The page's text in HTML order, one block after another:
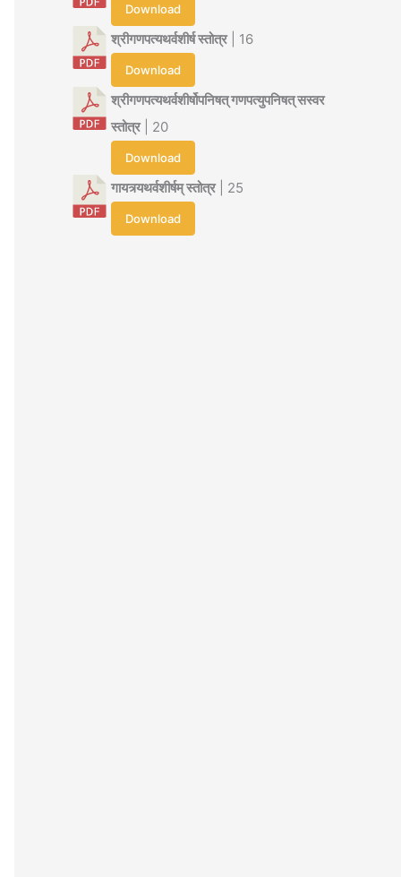
Download
श्रीगणपत्यथर्वशीर्ष स्तोत्र| 16
Download
श्रीगणपत्यथर्वशीर्षोपनिषत् गणपत्युपनिषत् सस्वर
स्तोत्र| 20
Download
गायत्र्यथर्वशीर्षम् स्तोत्र| 25
Download